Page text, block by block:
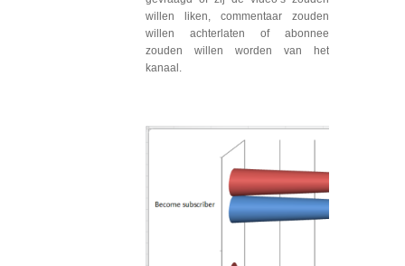
willen liken, commentaar zouden
willen achterlaten of abonnee
zouden willen worden van het
kanaal.